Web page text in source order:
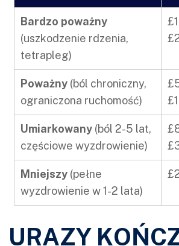
Bardzo poważny
(uszkodzenie rdzenia,
tetrapleg)
Poważny(ból chroniczny,
ograniczona ruchomość)
Umiarkowany(ból 2-5 lat,
częściowe wyzdrowienie)
Mniejszy(pełne
wyzdrowienie w 1-2 lata)
URAZY